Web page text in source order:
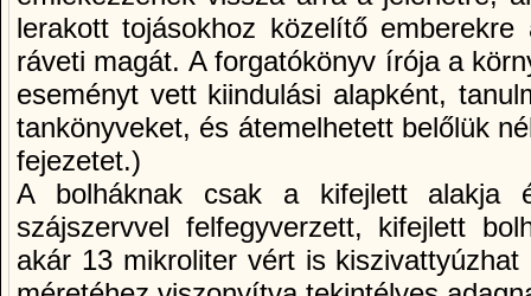
lerakott tojásokhoz közelítő
ráveti magát. A forgatókönyv írója a
eseményt vett kiindulási alapként,
tankönyveket, és átemelhetett belőlük
fejezetet.)
A bolháknak csak a kifejlett alakja
szájszervvel felfegyverzett, kifejlett
akár 13 mikroliter vért is